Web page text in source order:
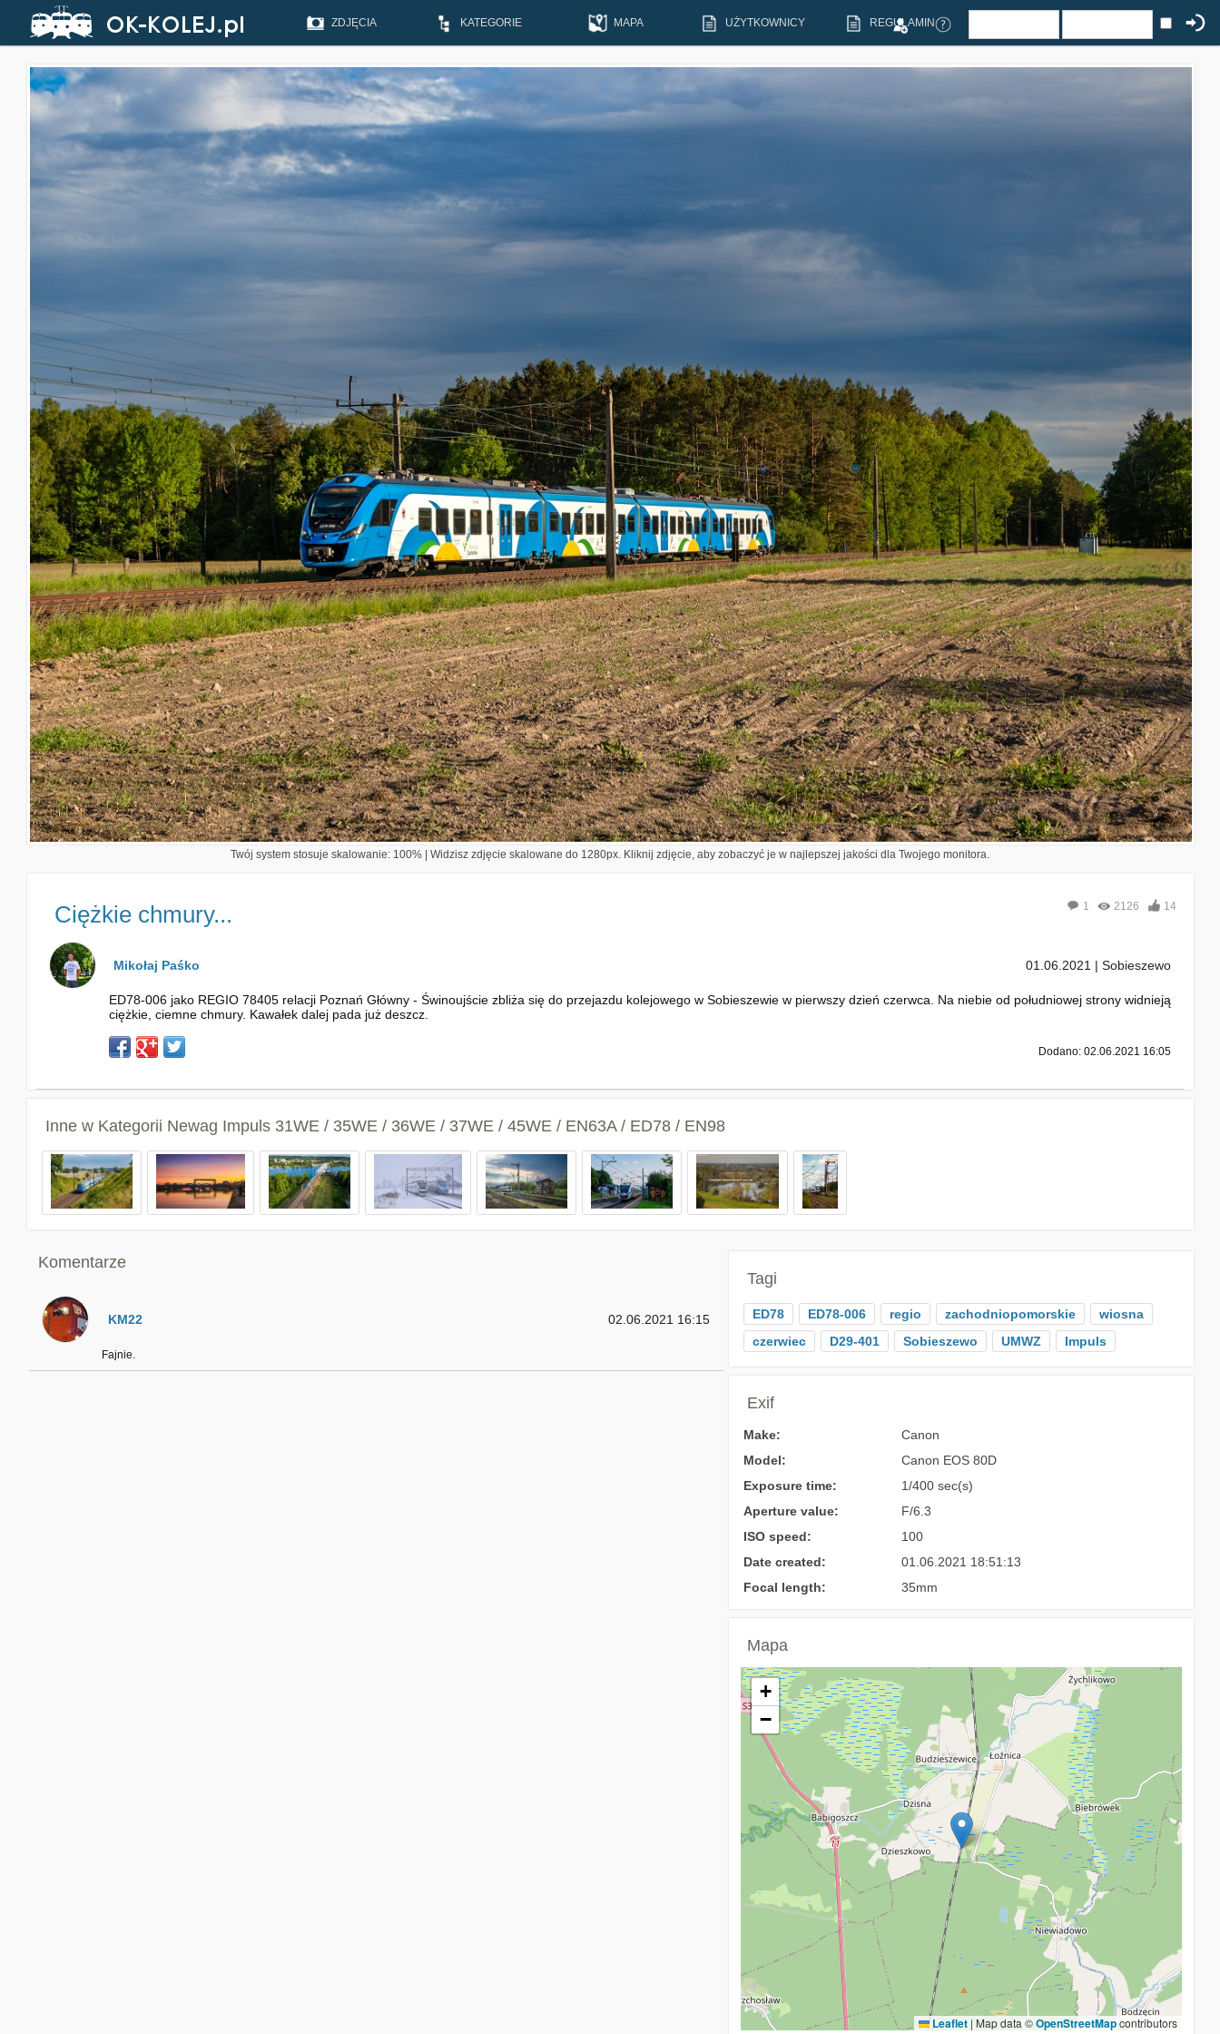
ZDJĘCIA KATEGORIE MAPA UŻYTKOWNICY REGULAMIN
Twój system stosuje skalowanie: 100% | Widzisz zdjęcie skalowane do 1280px. Kliknij zdjęcie, aby zobaczyć je w najlepszej jakości dla Twojego monitora.
Ciężkie chmury... 1 2126 14
Mikołaj Paśko 01.06.2021 | Sobieszewo
ED78-006 jako REGIO 78405 relacji Poznań Główny - Świnoujście zbliża się do przejazdu kolejowego w Sobieszewie w pierwszy dzień czerwca. Na niebie od południowej strony widnieją
ciężkie, ciemne chmury. Kawałek dalej pada już deszcz.
Dodano: 02.06.2021 16:05
Inne w Kategorii Newag Impuls 31WE / 35WE / 36WE / 37WE / 45WE / EN63A / ED78 / EN98
Komentarze
KM22 02.06.2021 16:15
Fajnie.
Tagi
ED78 ED78-006 regio zachodniopomorskie
wiosna
czerwiec
D29-401 Sobieszewo UMWZ Impuls
Exif
Make:
Canon
Model:
Canon EOS 80D
Exposure time:
1/400 sec(s)
Aperture value:
F/6.3
ISO speed:
100
Date created:
01.06.2021 18:51:13
Focal length:
35mm
Mapa
+
−
Leaflet | Map data ©OpenStreetMapcontributors